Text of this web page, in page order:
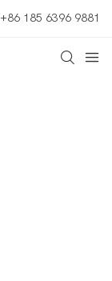
+86 185 6396 9881